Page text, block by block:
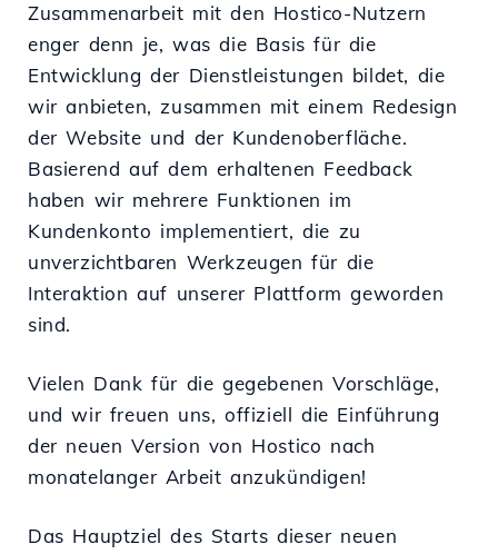
Zusammenarbeit mit den Hostico-Nutzern
enger denn je, was die Basis für die
Entwicklung der Dienstleistungen bildet, die
wir anbieten, zusammen mit einem Redesign
der Website und der Kundenoberfläche.
Basierend auf dem erhaltenen Feedback
haben wir mehrere Funktionen im
Kundenkonto implementiert, die zu
unverzichtbaren Werkzeugen für die
Interaktion auf unserer Plattform geworden
sind.
Vielen Dank für die gegebenen Vorschläge,
und wir freuen uns, offiziell die Einführung
der neuen Version von Hostico nach
monatelanger Arbeit anzukündigen!
Das Hauptziel des Starts dieser neuen